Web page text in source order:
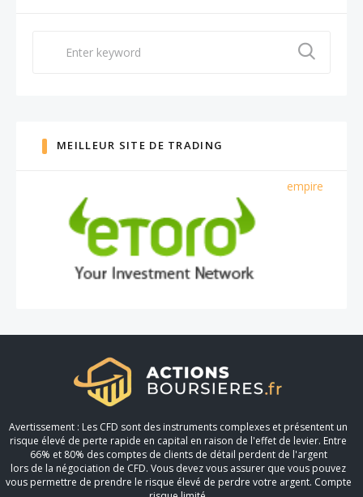
MEILLEUR SITE DE TRADING
empire
Avertissement : Les CFD sont des instruments complexes et présentent un
risque élevé de perte rapide en capital en raison de l'effet de levier. Entre
66% et 80% des comptes de clients de détail perdent de l'argent
lors de la négociation de CFD. Vous devez vous assurer que vous pouvez
vous permettre de prendre le risque élevé de perdre votre argent. Compte